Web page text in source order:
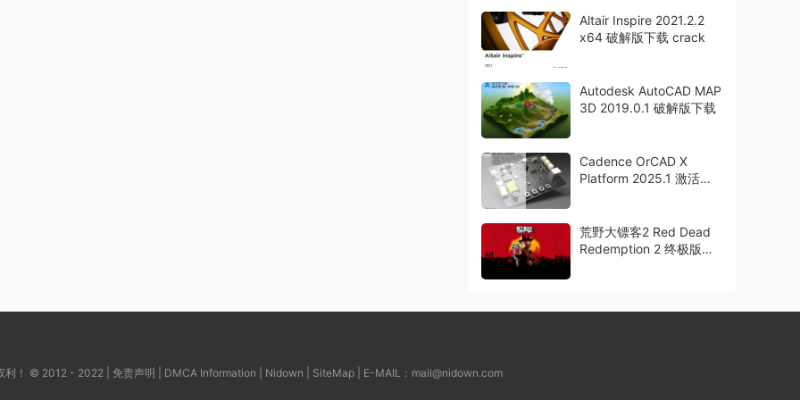
Altair Inspire 2021.2.2
x64 破解版下载 crack
Autodesk AutoCAD MAP
3D 2019.0.1 破解版下载
Cadence OrCAD X
Platform 2025.1 激活破
荒野大镖客2 Red Dead
Redemption 2 终极版下
利！ © 2012 - 2022 | 免责声明 DMCA Information Nidown SiteMap| E-MAIL： mail@nidown.com